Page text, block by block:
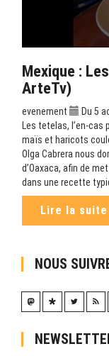
Mexique :
ArteTv)
evenement
Du 5
Les tetelas, l’en-cas
maïs et haricots
Olga Cabrera nous
d’Oaxaca, afin de
dans une recette
Lire la suite
NOUS